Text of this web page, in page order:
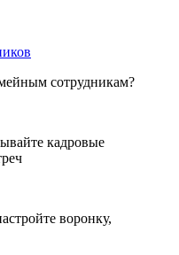
сотрудникам?
кадровые
воронку,